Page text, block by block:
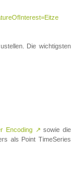
Die wichtigsten
Encoding ↗ sowie die
als Point TimeSeries